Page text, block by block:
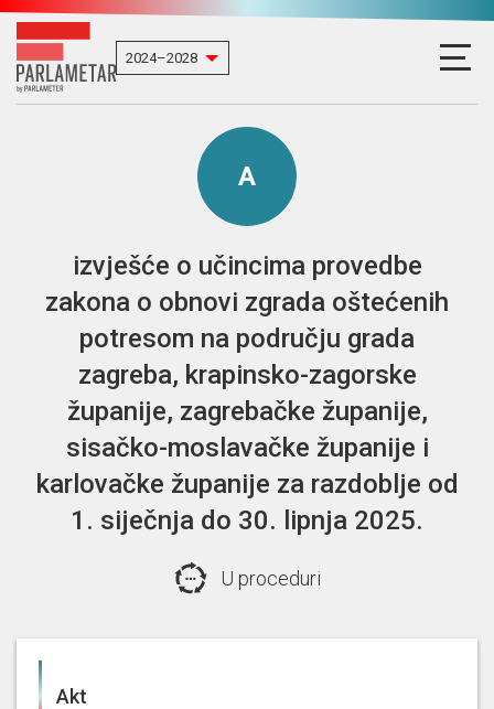
A
izvješće o učincima provedbe
zakona o obnovi zgrada oštećenih
potresom na području grada
zagreba, krapinsko-zagorske
županije, zagrebačke županije,
sisačko-moslavačke županije i
karlovačke županije za razdoblje od
1. siječnja do 30. lipnja 2025.
U proceduri
Akt